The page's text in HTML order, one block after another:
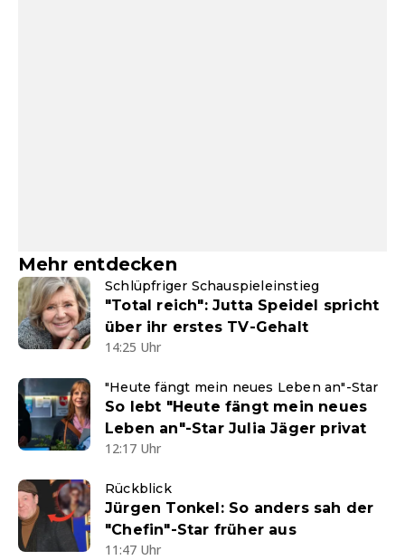
Mehr entdecken
Schlüpfriger Schauspieleinstieg
"Total reich": Jutta Speidel spricht
über ihr erstes TV-Gehalt
14:25 Uhr
"Heute fängt mein neues Leben an"-Star
So lebt "Heute fängt mein neues
Leben an"-Star Julia Jäger privat
12:17 Uhr
Rückblick
Jürgen Tonkel: So anders sah der
"Chefin"-Star früher aus
11:47 Uhr